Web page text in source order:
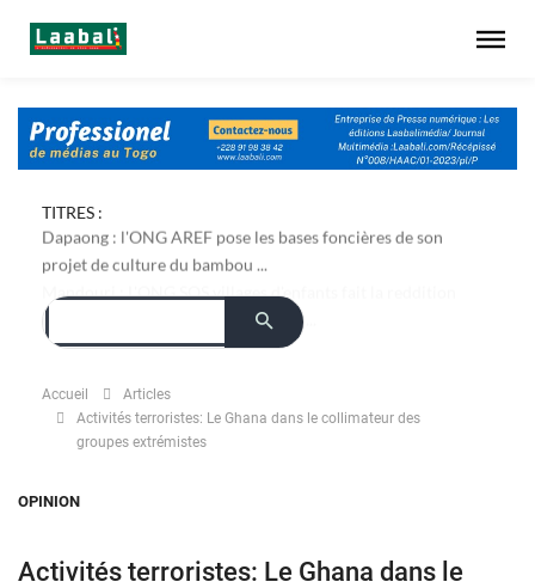
TITRES :
Dapaong : l'ONG AREF pose les bases foncières de son
projet de culture du bambou ...
Accueil
Articles
Activités terroristes: Le Ghana dans le collimateur des
groupes extrémistes
OPINION
Activités terroristes: Le Ghana dans le